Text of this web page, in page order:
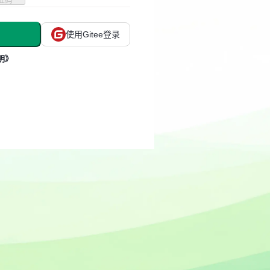
使用Gitee登录
》